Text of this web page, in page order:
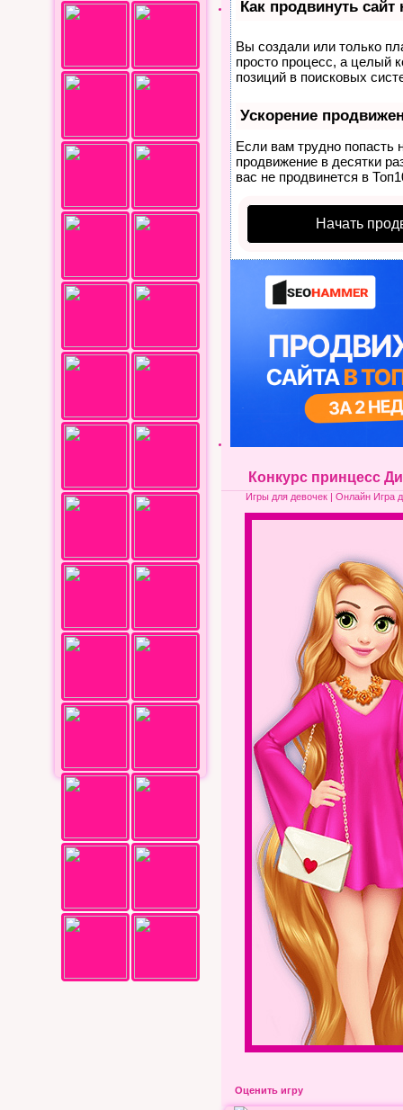
Как продвинуть
Вы создали или только
просто процесс, а целый
позиций в поисковых
Ускорение
Если вам трудно попасть
продвижение в десятки
вас не продвинется в
Начать
Конкурс принцесс
Игры для девочек| Онлайн Игра
Оценить игру